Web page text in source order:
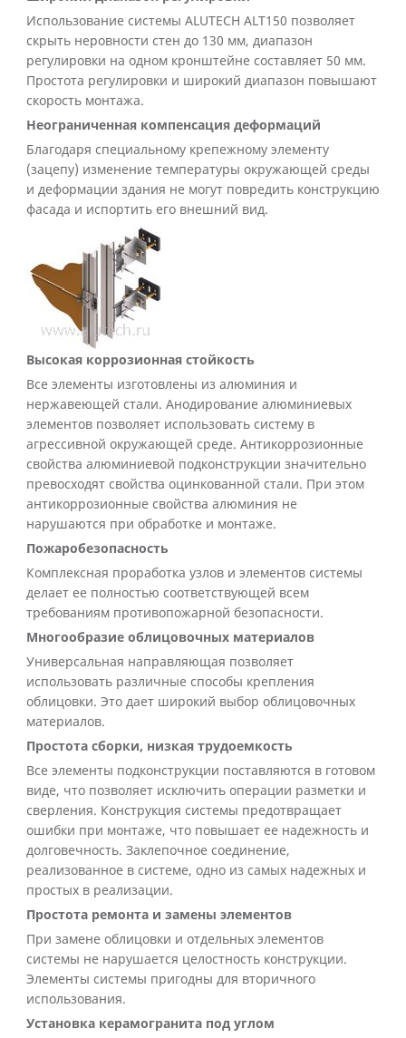
Использование системы ALUTECH ALT150 позволяет
скрыть неровности стен до 130 мм, диапазон
регулировки на одном кронштейне составляет 50 мм.
Простота регулировки и широкий диапазон повышают
скорость монтажа.
Неограниченная компенсация деформаций
Благодаря специальному крепежному элементу
(зацепу) изменение температуры окружающей среды
и деформации здания не могут повредить конструкцию
фасада и испортить его внешний вид.
Высокая коррозионная стойкость
Все элементы изготовлены из алюминия и
нержавеющей стали. Анодирование алюминиевых
элементов позволяет использовать систему в
агрессивной окружающей среде. Антикоррозионные
свойства алюминиевой подконструкции значительно
превосходят свойства оцинкованной стали. При этом
антикоррозионные свойства алюминия не
нарушаются при обработке и монтаже.
Пожаробезопасность
Комплексная проработка узлов и элементов системы
делает ее полностью соответствующей всем
требованиям противопожарной безопасности.
Многообразие облицовочных материалов
Универсальная направляющая позволяет
использовать различные способы крепления
облицовки. Это дает широкий выбор облицовочных
материалов.
Простота сборки, низкая трудоемкость
Все элементы подконструкции поставляются в готовом
виде, что позволяет исключить операции разметки и
сверления. Конструкция системы предотвращает
ошибки при монтаже, что повышает ее надежность и
долговечность. Заклепочное соединение,
реализованное в системе, одно из самых надежных и
простых в реализации.
Простота ремонта и замены элементов
При замене облицовки и отдельных элементов
системы не нарушается целостность конструкции.
Элементы системы пригодны для вторичного
использования.
Установка керамогранита под углом